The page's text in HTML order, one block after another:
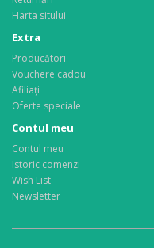
Harta sitului
Extra
Producători
Vouchere cadou
Afiliaţi
Oferte speciale
Contul meu
Contul meu
Istoric comenzi
Wish List
Newsletter